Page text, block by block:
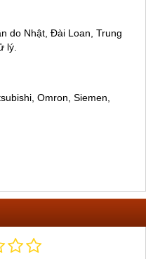
do Nhật, Đài Loan, Trung
lý.
Omron, Siemen,